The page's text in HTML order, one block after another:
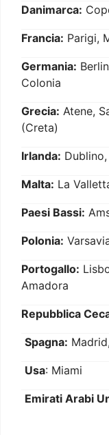
Danimarca:
Francia: Parigi,
Germania:
Colonia
Grecia: Atene,
(Creta)
Irlanda:
Malta: La
Paesi Bassi:
Polonia:
Portogallo:
Amadora
Repubblica
Spagna:
Usa: Miami
Emirati Arabi